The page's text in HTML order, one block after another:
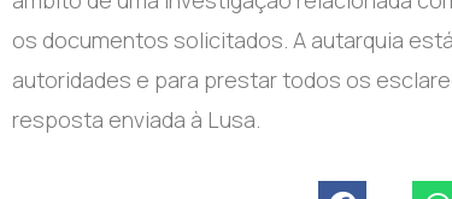
os documentos solicitados. A autarquia
autoridades e para prestar todos os
resposta enviada à Lusa.